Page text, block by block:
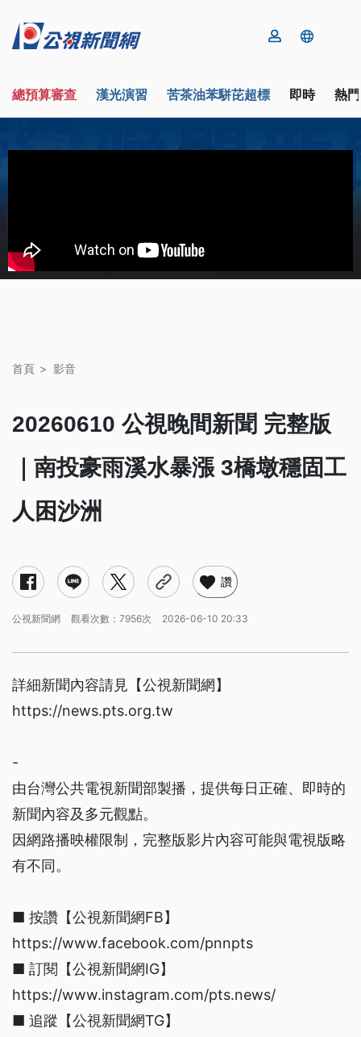
總預算審查 漢光演習 苦茶油苯駢芘超標 即時 熱
首頁 影音
20260610 公視晚間新聞 完整版
｜南投豪雨溪水暴漲 3橋墩穩固工
人困沙洲
讚
公視新聞網 觀看次數：7956次 2026-06-10 20:33
詳細新聞內容請見【公視新聞網】
https://news.pts.org.tw
-
由台灣公共電視新聞部製播，提供每日正確、即時的
新聞內容及多元觀點。
因網路播映權限制，完整版影片內容可能與電視版略
有不同。
■ 按讚【公視新聞網FB】
https://www.facebook.com/pnnpts
■ 訂閱【公視新聞網IG】
https://www.instagram.com/pts.news/
■ 追蹤【公視新聞網TG】